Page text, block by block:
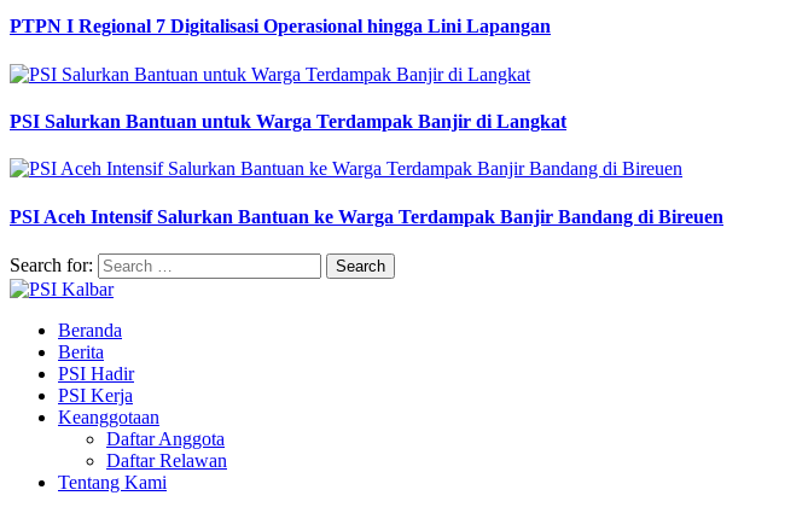
PTPN I Regional 7 Digitalisasi Operasional hingga Lini Lapangan
PSI Salurkan Bantuan untuk Warga Terdampak Banjir di Langkat
PSI Aceh Intensif Salurkan Bantuan ke Warga Terdampak Banjir Bandang di Bireuen
Search for:
Beranda
Berita
PSI Hadir
PSI Kerja
Keanggotaan
Daftar Anggota
Daftar Relawan
Tentang Kami